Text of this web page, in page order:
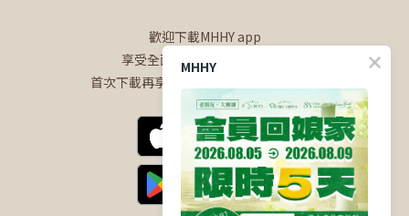
歡迎下載MHHY app
享受全面的會員專屬購物體驗
首次下載再享$100購物金+50點會員點數
MHHY